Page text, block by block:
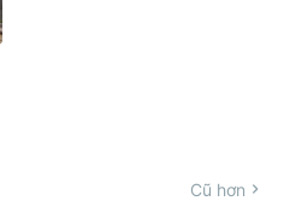
Cũ hơn